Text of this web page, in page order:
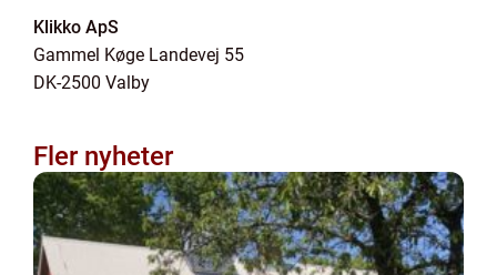
Klikko ApS
Gammel Køge Landevej 55
DK-2500 Valby
Fler nyheter